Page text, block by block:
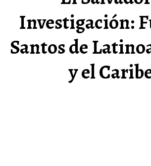
Investigación:
Santos de
y el